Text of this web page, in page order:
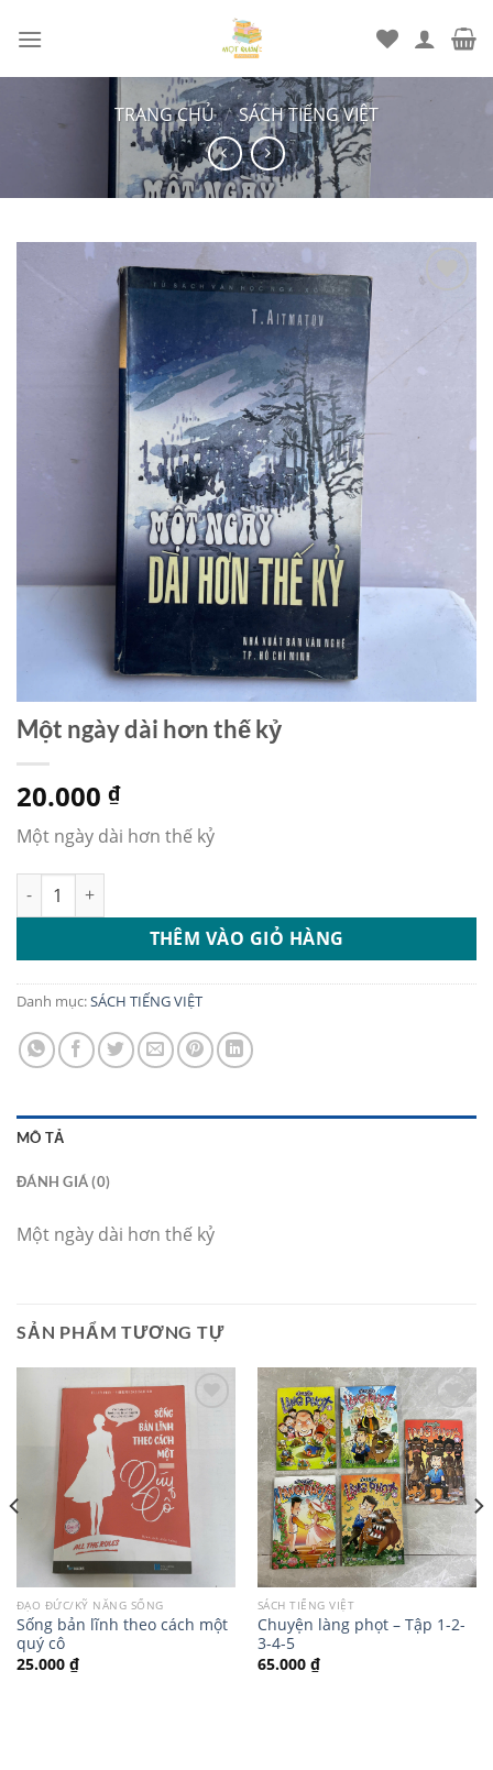
đến
TRANG CHỦ / SÁCH TIẾNG VIỆT
Một ngày dài hơn thế kỷ
20.000 ₫
Một ngày dài hơn thế kỷ
Một ngày dài hơn thế kỷ số lượng
THÊM VÀO GIỎ HÀNG
Danh mục:SÁCH TIẾNG VIỆT
MÔ TẢ
ĐÁNH GIÁ (0)
Một ngày dài hơn thế kỷ
SẢN PHẨM TƯƠNG TỰ
ĐẠO ĐỨC/KỸ NĂNG SỐNG
Sống bản lĩnh theo cách một
quý cô
25.000 ₫
SÁCH TIẾNG VIỆT
Chuyện làng phọt – Tập 1-2-
3-4-5
65.000 ₫